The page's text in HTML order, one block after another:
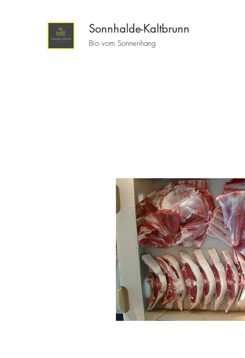
Sonnhalde-Kaltbrunn
Bio vom Sonnenhang